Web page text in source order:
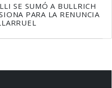
SE SUMÓ A BULLRICH
PARA LA RENUNCIA